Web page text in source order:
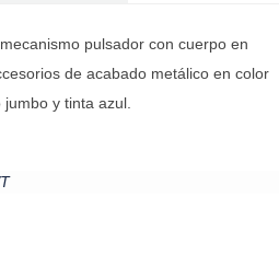
pulsador con cuerpo en
de acabado metálico en color
y tinta azul.